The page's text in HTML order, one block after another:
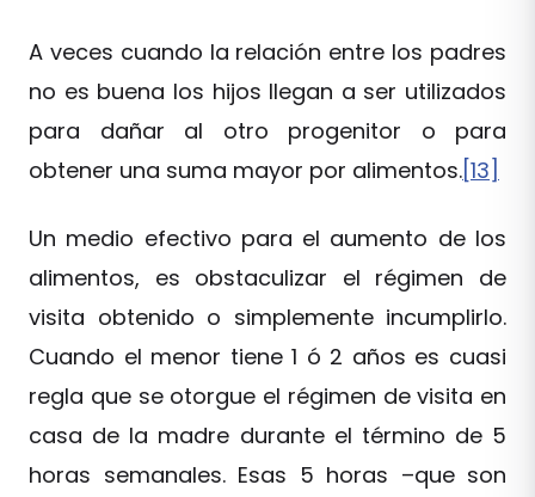
A veces cuando la relación entre los padres
no es buena los hijos llegan a ser utilizados
para dañar al otro progenitor o para
obtener una suma mayor por alimentos.[13]
Un medio efectivo para el aumento de los
alimentos, es obstaculizar el régimen de
visita obtenido o simplemente incumplirlo.
Cuando el menor tiene 1 ó 2 años es cuasi
regla que se otorgue el régimen de visita en
casa de la madre durante el término de 5
horas semanales. Esas 5 horas –que son